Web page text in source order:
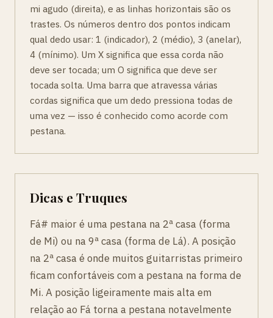
mi agudo (direita), e as linhas horizontais são os
trastes. Os números dentro dos pontos indicam
qual dedo usar: 1 (indicador), 2 (médio), 3 (anelar),
4 (mínimo). Um X significa que essa corda não
deve ser tocada; um O significa que deve ser
tocada solta. Uma barra que atravessa várias
cordas significa que um dedo pressiona todas de
uma vez — isso é conhecido como acorde com
pestana.
Dicas e Truques
Fá# maior é uma pestana na 2ª casa (forma
de Mi) ou na 9ª casa (forma de Lá). A posição
na 2ª casa é onde muitos guitarristas primeiro
ficam confortáveis com a pestana na forma de
Mi. A posição ligeiramente mais alta em
relação ao Fá torna a pestana notavelmente